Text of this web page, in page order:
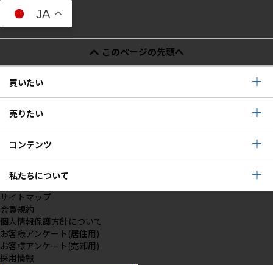
JA
このページの先頭へ
買いたい
売りたい
コンテンツ
私たちについて
サイトマップ
会員規約
個人情報保護方針について
お客様アンケート(居住用)
お客様アンケート(売却用)
採用情報